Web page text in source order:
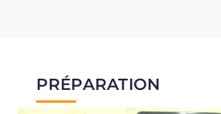
PRÉPARATION